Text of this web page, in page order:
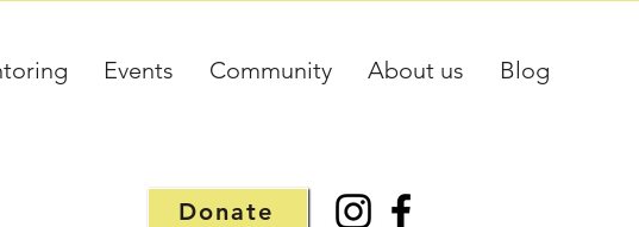
Events Community About us Blog
Donate